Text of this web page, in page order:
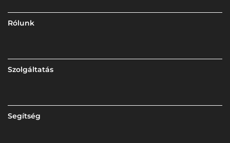
Rólunk
Szolgáltatás
Segítség